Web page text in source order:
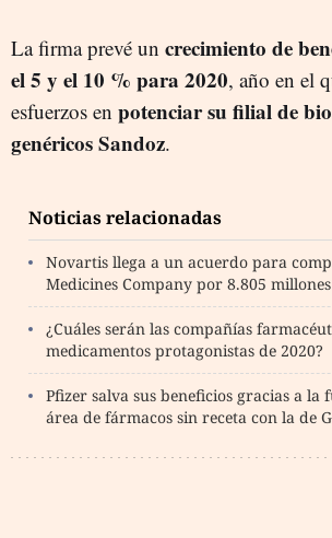
La firma prevé un crecimiento de
el 5 y el 10 % para 2020, año en el
esfuerzos en potenciar su filial de
genéricos Sandoz.
Noticias relacionadas
Novartis llega a un acuerdo para
Medicines Company por 8.805
¿Cuáles serán las compañías
medicamentos protagonistas de 2020?
Pfizer salva sus beneficios gracias a la
área de fármacos sin receta con la de